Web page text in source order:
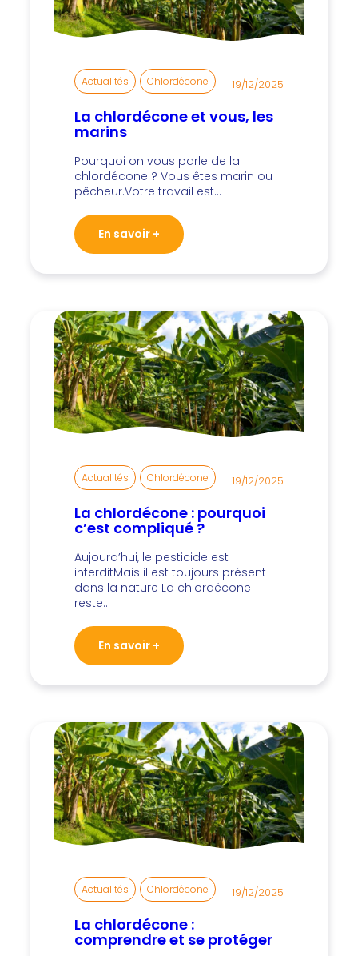
Actualités Chlordécone 19/12/2025
La chlordécone et vous, les
marins
Pourquoi on vous parle de la
chlordécone ? Vous êtes marin ou
pêcheur.Votre travail est…
En savoir +
Actualités Chlordécone 19/12/2025
La chlordécone : pourquoi
c’est compliqué ?
Aujourd’hui, le pesticide est
interditMais il est toujours présent
dans la nature La chlordécone
reste…
En savoir +
Actualités Chlordécone 19/12/2025
La chlordécone :
comprendre et se protéger